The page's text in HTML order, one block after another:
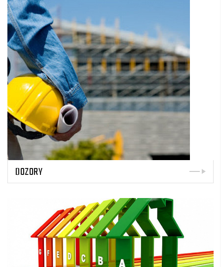
DOZORY